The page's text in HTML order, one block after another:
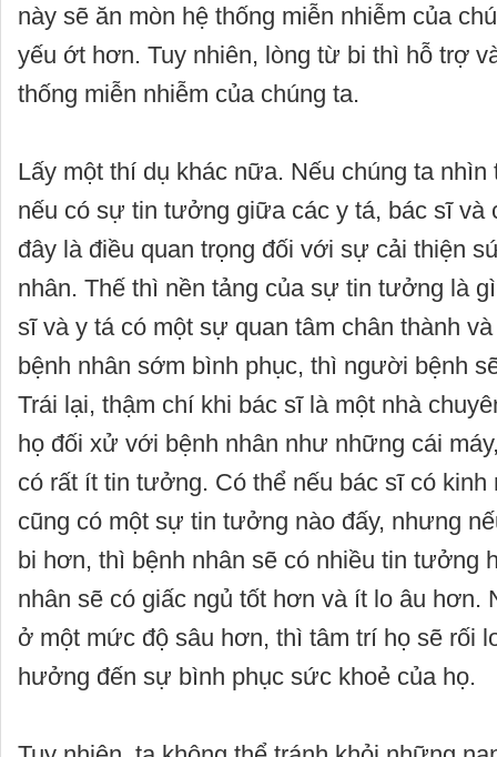
này sẽ ăn mòn hệ thống miễn nhiễm của
yếu ớt hơn. Tuy nhiên, lòng từ bi thì hỗ trợ
thống miễn nhiễm của chúng ta.
Lấy một thí dụ khác nữa. Nếu chúng ta
nếu có sự tin tưởng giữa các y tá, bác sĩ và
đây là điều quan trọng đối với sự cải thiện
nhân. Thế thì nền tảng của sự tin tưởng là
sĩ và y tá có một sự quan tâm chân thành
bệnh nhân sớm bình phục, thì người bệnh
Trái lại, thậm chí khi bác sĩ là một nhà
họ đối xử với bệnh nhân như những cái
có rất ít tin tưởng. Có thể nếu bác sĩ có kinh
cũng có một sự tin tưởng nào đấy, nhưng
bi hơn, thì bệnh nhân sẽ có nhiều tin tưởng
nhân sẽ có giấc ngủ tốt hơn và ít lo âu hơn.
ở một mức độ sâu hơn, thì tâm trí họ sẽ rối
hưởng đến sự bình phục sức khoẻ của họ.